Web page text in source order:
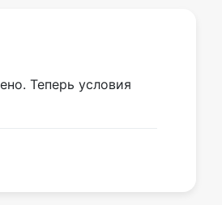
Теперь условия